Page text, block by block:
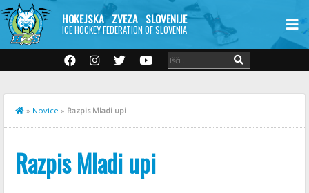
HOKEJSKA ZVEZA SLOVENIJE
ICE HOCKEY FEDERATION OF SLOVENIA
» Novice » Razpis Mladi upi
Razpis Mladi upi